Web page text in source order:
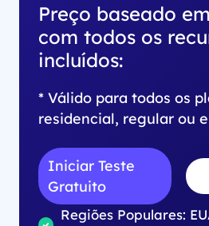
Preço baseado
com todos os
incluídos:
* Válido para todos os
residencial, regular ou
Iniciar Teste
Gratuito
Regiões Populares: